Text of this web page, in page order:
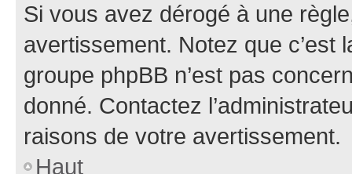
Si vous avez dérogé à une
avertissement. Notez que c’est
groupe phpBB n’est pas
donné. Contactez
raisons de votre avertissement.
Haut